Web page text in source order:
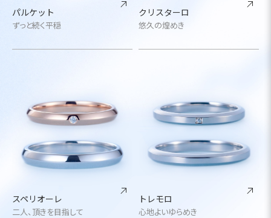
パルケット
ずっと続く平穏
クリスターロ
悠久の煌めき
スペリオーレ
二人、頂きを目指して
トレモロ
心地よいゆらめき